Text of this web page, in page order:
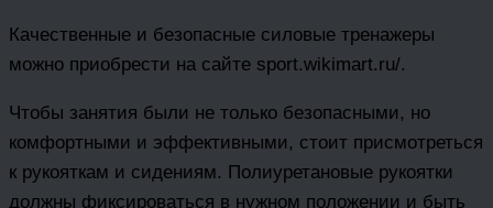
Качественные и безопасные силовые тренажеры
можно приобрести на сайте sport.wikimart.ru/.
Чтобы занятия были не только безопасными, но
комфортными и эффективными, стоит присмотреться
к рукояткам и сидениям. Полиуретановые рукоятки
должны фиксироваться в нужном положении и быть